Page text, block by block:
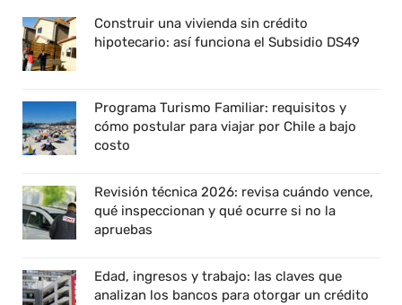
Construir una vivienda sin crédito
hipotecario: así funciona el Subsidio DS49
Programa Turismo Familiar: requisitos y
cómo postular para viajar por Chile a bajo
costo
Revisión técnica 2026: revisa cuándo vence,
qué inspeccionan y qué ocurre si no la
apruebas
Edad, ingresos y trabajo: las claves que
analizan los bancos para otorgar un crédito